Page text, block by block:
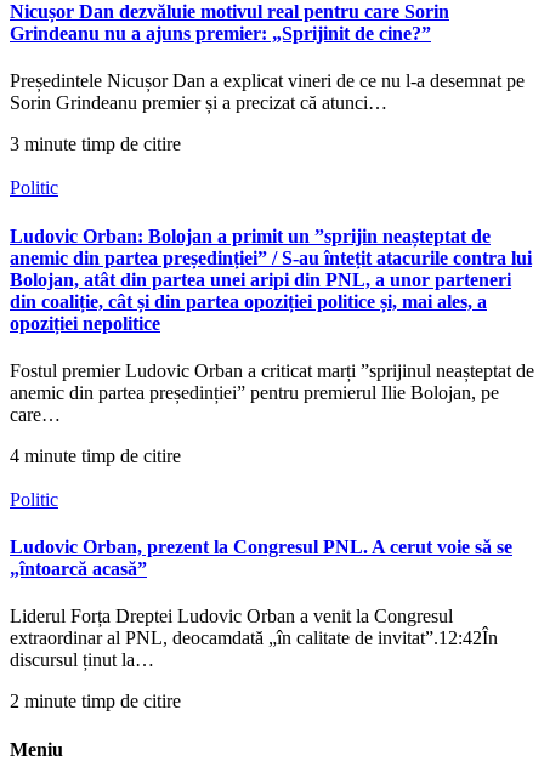
Nicușor Dan dezvăluie motivul real pentru care Sorin
Grindeanu nu a ajuns premier: „Sprijinit de cine?”
Președintele Nicușor Dan a explicat vineri de ce nu l-a desemnat pe
Sorin Grindeanu premier și a precizat că atunci…
3 minute timp de citire
Politic
Ludovic Orban: Bolojan a primit un ”sprijin neașteptat de
anemic din partea președinției” / S-au întețit atacurile contra lui
Bolojan, atât din partea unei aripi din PNL, a unor parteneri
din coaliție, cât și din partea opoziției politice și, mai ales, a
opoziției nepolitice
Fostul premier Ludovic Orban a criticat marți ”sprijinul neașteptat de
anemic din partea președinției” pentru premierul Ilie Bolojan, pe
care…
4 minute timp de citire
Politic
Ludovic Orban, prezent la Congresul PNL. A cerut voie să se
„întoarcă acasă”
Liderul Forța Dreptei Ludovic Orban a venit la Congresul
extraordinar al PNL, deocamdată „în calitate de invitat”.12:42În
discursul ținut la…
2 minute timp de citire
Meniu